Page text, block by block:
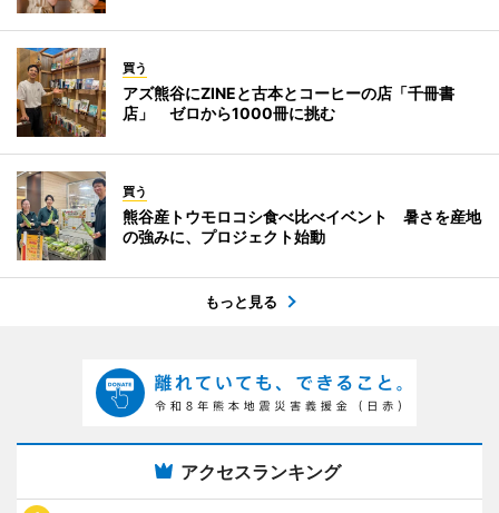
買う
アズ熊谷にZINEと古本とコーヒーの店「千冊書
店」 ゼロから1000冊に挑む
買う
熊谷産トウモロコシ食べ比べイベント 暑さを産地
の強みに、プロジェクト始動
もっと見る
アクセスランキング